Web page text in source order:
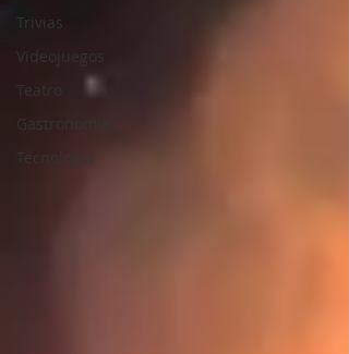
Trivias
Videojuegos
Teatro
Gastronomía